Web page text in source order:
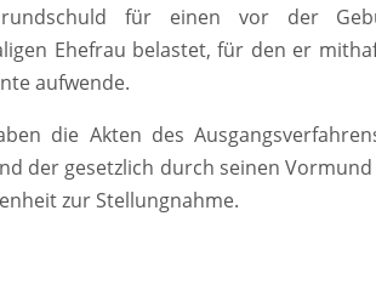
für einen vor der
Ehefrau belastet, für den er
aufwende.
die Akten des
der gesetzlich durch seinen
zur Stellungnahme.